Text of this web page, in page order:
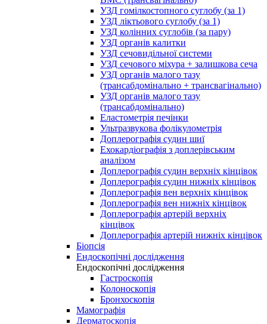
УЗД гомілкостопного суглобу (за 1)
УЗД ліктьового суглобу (за 1)
УЗД колінних суглобів (за пару)
УЗД органів калитки
УЗД сечовидільної системи
УЗД сечового міхура + залишкова сеча
УЗД органів малого тазу
(трансабдомінально + трансвагінально)
УЗД органів малого тазу
(трансабдомінально)
Еластометрія печінки
Ультразвукова фолікулометрія
Доплерографія судин шиї
Ехокардіографія з доплерівським
аналізом
Доплерографія судин верхніх кінцівок
Доплерографія судин нижніх кінцівок
Доплерографія вен верхніх кінцівок
Доплерографія вен нижніх кінцівок
Доплерографія артерій верхніх
кінцівок
Доплерографія артерій нижніх кінцівок
Біопсія
Ендоскопічні дослідження
Ендоскопічні дослідження
Гастроскопія
Колоноскопія
Бронхоскопія
Мамографія
Дерматоскопія